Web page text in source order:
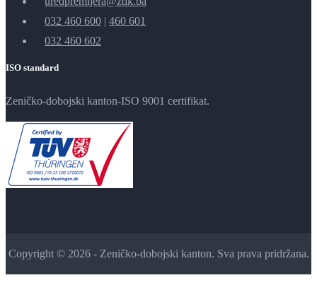
032 460 600 | 460 601
032 460 602
ISO standard
Zeničko-dobojski kanton-ISO 9001 certifikat.
Copyright © 2026 - Zeničko-dobojski kanton. Sva prava pridržana.